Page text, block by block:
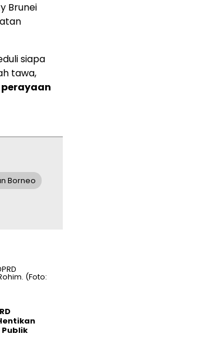
Brunei
siapa
tawa,
perayaan
Borneo
Publik